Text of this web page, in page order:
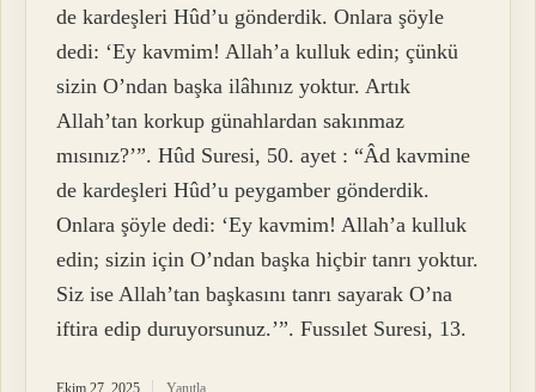
de kardeşleri Hûd’u gönderdik. Onlara şöyle
dedi: ‘Ey kavmim! Allah’a kulluk edin; çünkü
sizin O’ndan başka ilâhınız yoktur. Artık
Allah’tan korkup günahlardan sakınmaz
mısınız?’”. Hûd Suresi, 50. ayet : “Âd kavmine
de kardeşleri Hûd’u peygamber gönderdik.
Onlara şöyle dedi: ‘Ey kavmim! Allah’a kulluk
edin; sizin için O’ndan başka hiçbir tanrı yoktur.
Siz ise Allah’tan başkasını tanrı sayarak O’na
iftira edip duruyorsunuz.’”. Fussılet Suresi, 13.